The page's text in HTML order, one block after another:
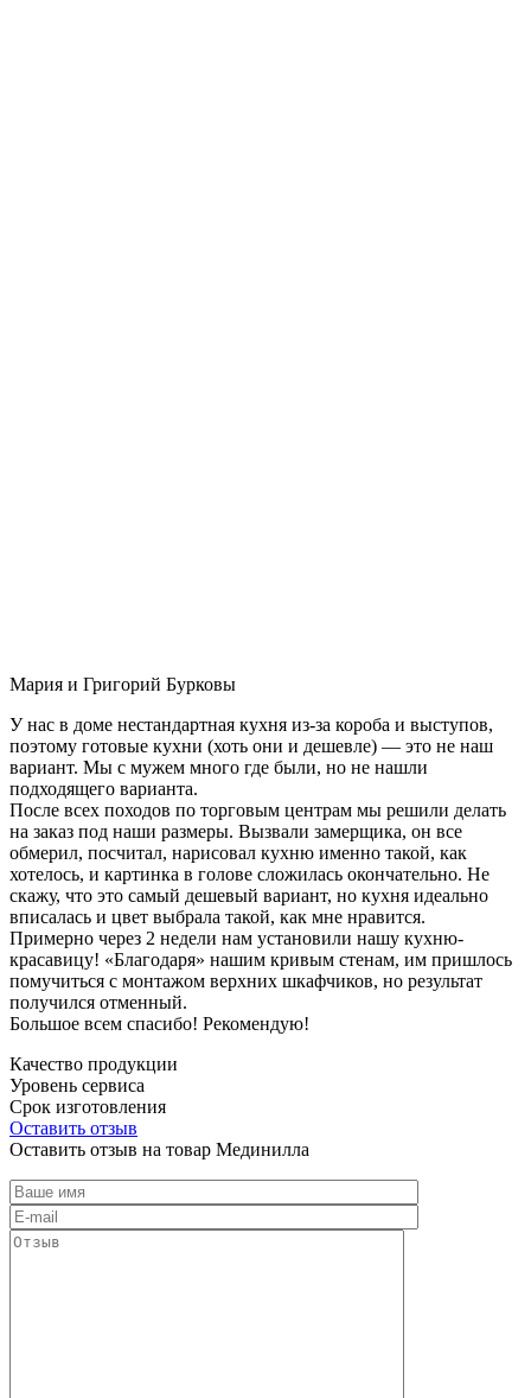
Мария и Григорий Бурковы
У нас в доме нестандартная кухня из-за короба и выступов,
поэтому готовые кухни (хоть они и дешевле) — это не наш
вариант. Мы с мужем много где были, но не нашли
подходящего варианта.
После всех походов по торговым центрам мы решили делать
на заказ под наши размеры. Вызвали замерщика, он все
обмерил, посчитал, нарисовал кухню именно такой, как
хотелось, и картинка в голове сложилась окончательно. Не
скажу, что это самый дешевый вариант, но кухня идеально
вписалась и цвет выбрала такой, как мне нравится.
Примерно через 2 недели нам установили нашу кухню-
красавицу! «Благодаря» нашим кривым стенам, им пришлось
помучиться с монтажом верхних шкафчиков, но результат
получился отменный.
Большое всем спасибо! Рекомендую!
Качество продукции
Уровень сервиса
Срок изготовления
Оставить отзыв
Оставить отзыв на товар Мединилла